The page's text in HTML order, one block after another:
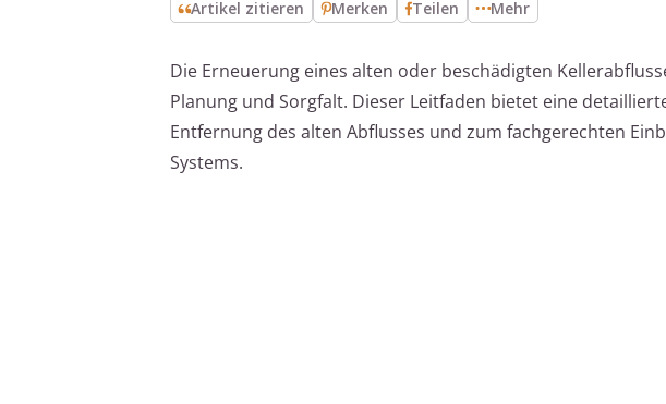
Artikel zitieren Merken Teilen Mehr
Die Erneuerung eines alten oder beschädigten
Planung und Sorgfalt. Dieser Leitfaden bietet eine
Entfernung des alten Abflusses und zum fachgerechten
Systems.